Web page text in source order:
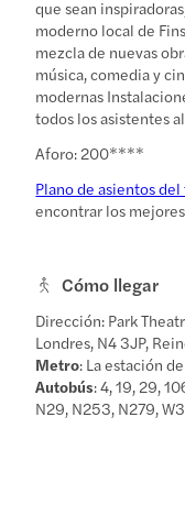
que sean
moderno local de
mezcla de nuevas
música, comedia y
modernas
todos los asistentes
Aforo: 200****
Plano de asientos
encontrar los
Cómo llegar
Dirección: Park
Londres, N4 3JP,
Metro: La estación
Autobús: 4, 19, 29,
N29, N253, N279,